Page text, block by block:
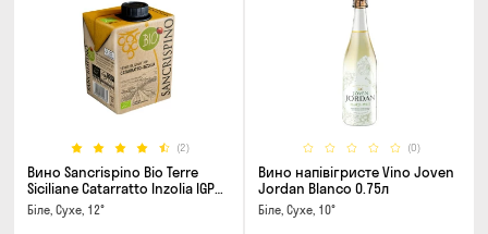
(2)
Вино Sancrispino Bio Terre
Siciliane Catarratto Inzolia IGP
0.5л
Біле, Сухе, 12°
(0)
Вино напівігристе Vino Joven
Jordan Blanco 0.75л
Біле, Сухе, 10°